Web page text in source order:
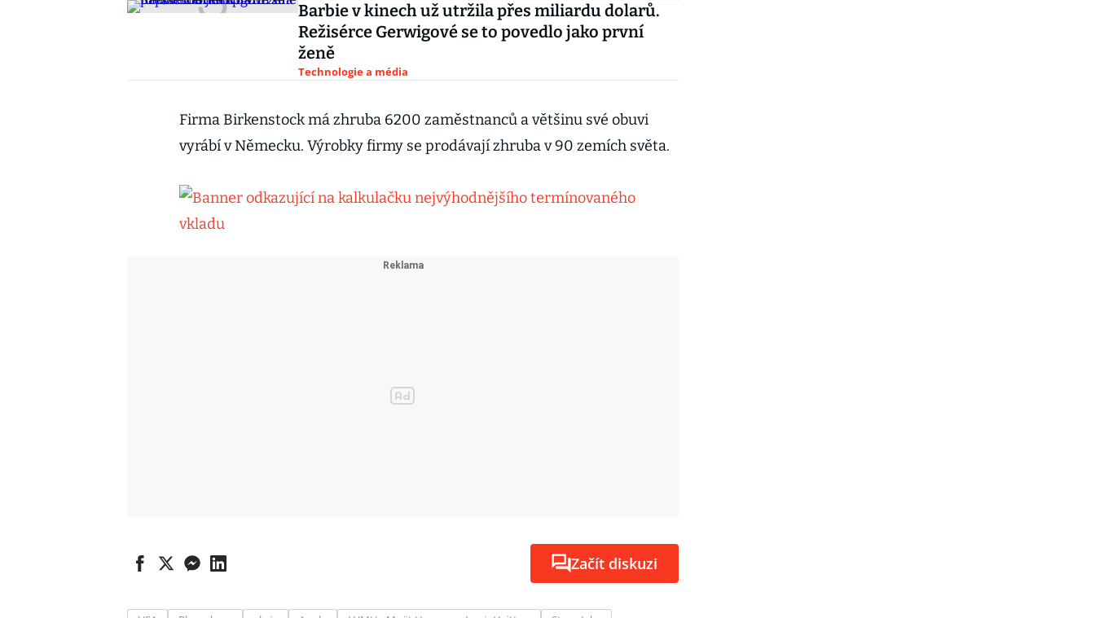
Barbie v kinech už utržila přes miliardu dolarů.
Režisérce Gerwigové se to povedlo jako první
ženě
Technologie a média
Firma Birkenstock má zhruba 6200 zaměstnanců a většinu své obuvi
vyrábí v Německu. Výrobky firmy se prodávají zhruba v 90 zemích světa.
Začít diskuzi